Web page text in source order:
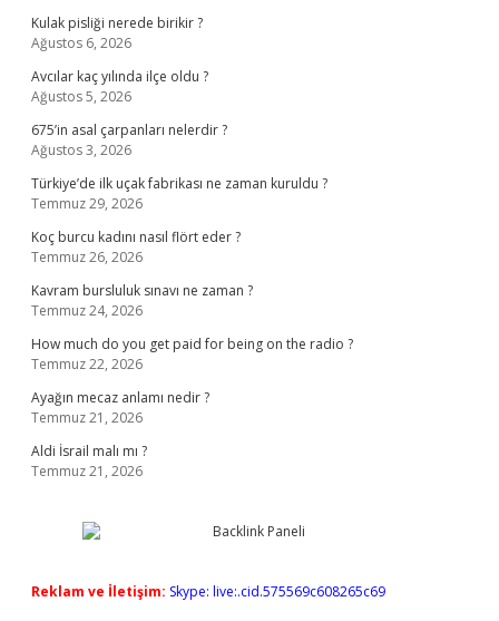
Kulak pisliği nerede birikir ?
Ağustos 6, 2026
Avcılar kaç yılında ilçe oldu ?
Ağustos 5, 2026
675’in asal çarpanları nelerdir ?
Ağustos 3, 2026
Türkiye’de ilk uçak fabrikası ne zaman kuruldu ?
Temmuz 29, 2026
Koç burcu kadını nasıl flört eder ?
Temmuz 26, 2026
Kavram bursluluk sınavı ne zaman ?
Temmuz 24, 2026
How much do you get paid for being on the radio ?
Temmuz 22, 2026
Ayağın mecaz anlamı nedir ?
Temmuz 21, 2026
Aldi İsrail malı mı ?
Temmuz 21, 2026
Reklam ve İletişim: Skype: live:.cid.575569c608265c69